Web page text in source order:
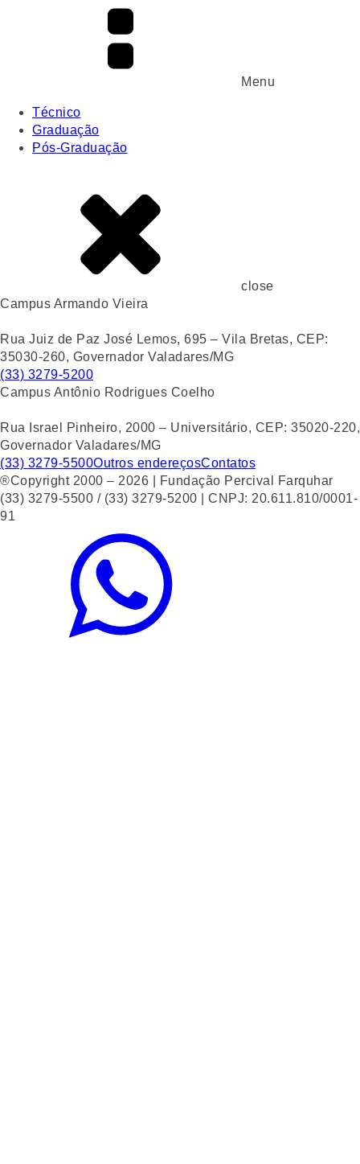
Menu
Técnico
Graduação
Pós-Graduação
close
Campus Armando Vieira
Rua Juiz de Paz José Lemos, 695 – Vila Bretas, CEP:
35030-260, Governador Valadares/MG
(33) 3279-5200
Campus Antônio Rodrigues Coelho
Rua Israel Pinheiro, 2000 – Universitário, CEP: 35020-220,
Governador Valadares/MG
(33) 3279-5500Outros endereçosContatos
®Copyright 2000 – 2026 | Fundação Percival Farquhar
(33) 3279-5500 / (33) 3279-5200 | CNPJ: 20.611.810/0001-
91